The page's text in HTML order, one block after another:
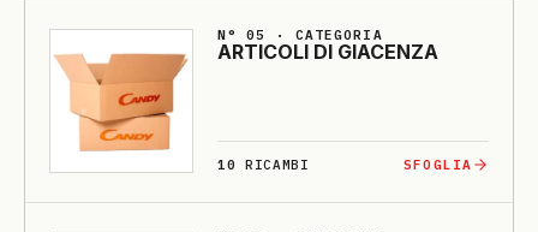
N° 05 · CATEGORIA
ARTI­CO­LI DI GIA­CENZA
10 RICAMBI SFOGLIA